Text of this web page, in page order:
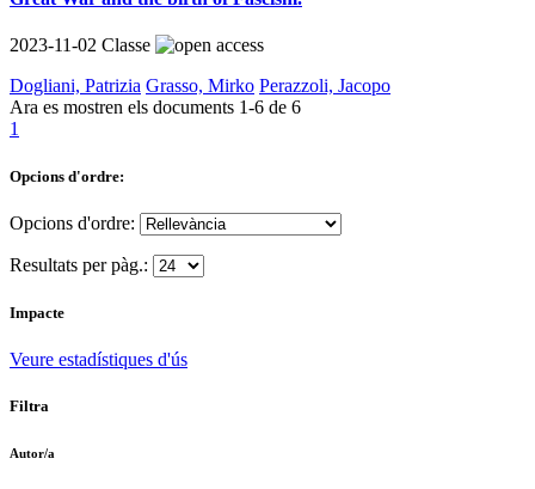
2023-11-02 Classe
Dogliani, Patrizia Grasso, Mirko Perazzoli, Jacopo
Ara es mostren els documents 1-6 de 6
1
Opcions d'ordre:
Opcions d'ordre:
Resultats per pàg.:
Impacte
Veure estadístiques d'ús
Filtra
Autor/a